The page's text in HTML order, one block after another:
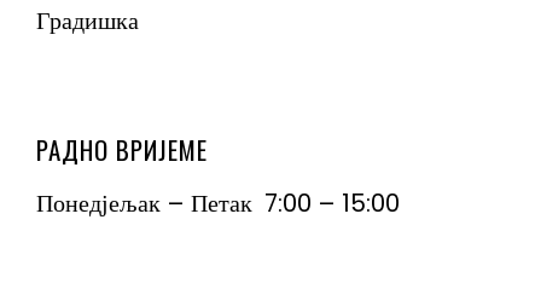
Градишка
РАДНО ВРИЈЕМЕ
Понедјељак – Петак 7:00 – 15:00